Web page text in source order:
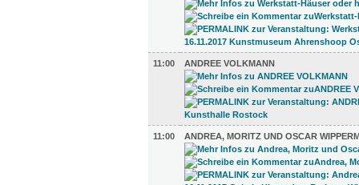
11:00 ANDREE VOLKMANN
11:00 ANDREA, MORITZ UND OSCAR